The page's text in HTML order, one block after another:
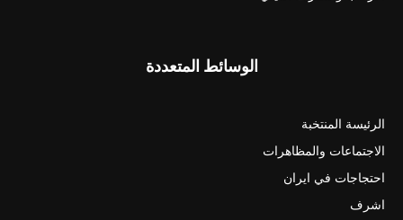
الوسائط المتعددة
الرئيسة المنتخبة
الاجتماعات والمظاهرات
احتجاجات في ايران
اشرف